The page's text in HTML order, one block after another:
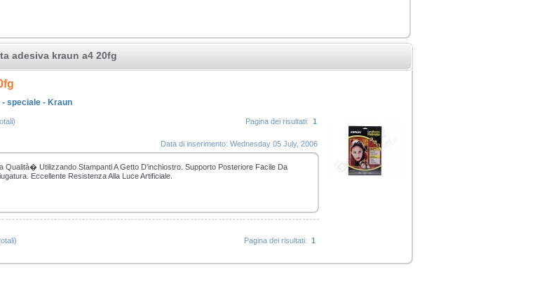
adesiva kraun a4 20fg
speciale - Kraun
Pagina dei risultati: 1
Data di inserimento: Wednesday 05 July, 2006
Qualità� Utilizzando Stampanti A Getto D'inchiostro. Supporto Posteriore Facile Da
Eccellente Resistenza Alla Luce Artificiale.
Pagina dei risultati: 1